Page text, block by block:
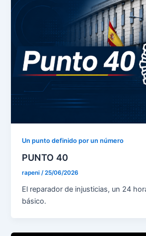
Un punto definido por un número
PUNTO 40
rapeni/25/06/2026
El reparador de injusticias, un 24
básico.